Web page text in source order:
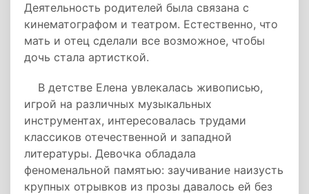
Деятельность родителей была связана с
кинематографом и театром. Естественно, что
мать и отец сделали все возможное, чтобы
дочь стала артисткой.
В детстве Елена увлекалась живописью,
игрой на различных музыкальных
инструментах, интересовалась трудами
классиков отечественной и западной
литературы. Девочка обладала
феноменальной памятью: заучивание наизусть
крупных отрывков из прозы давалось ей без